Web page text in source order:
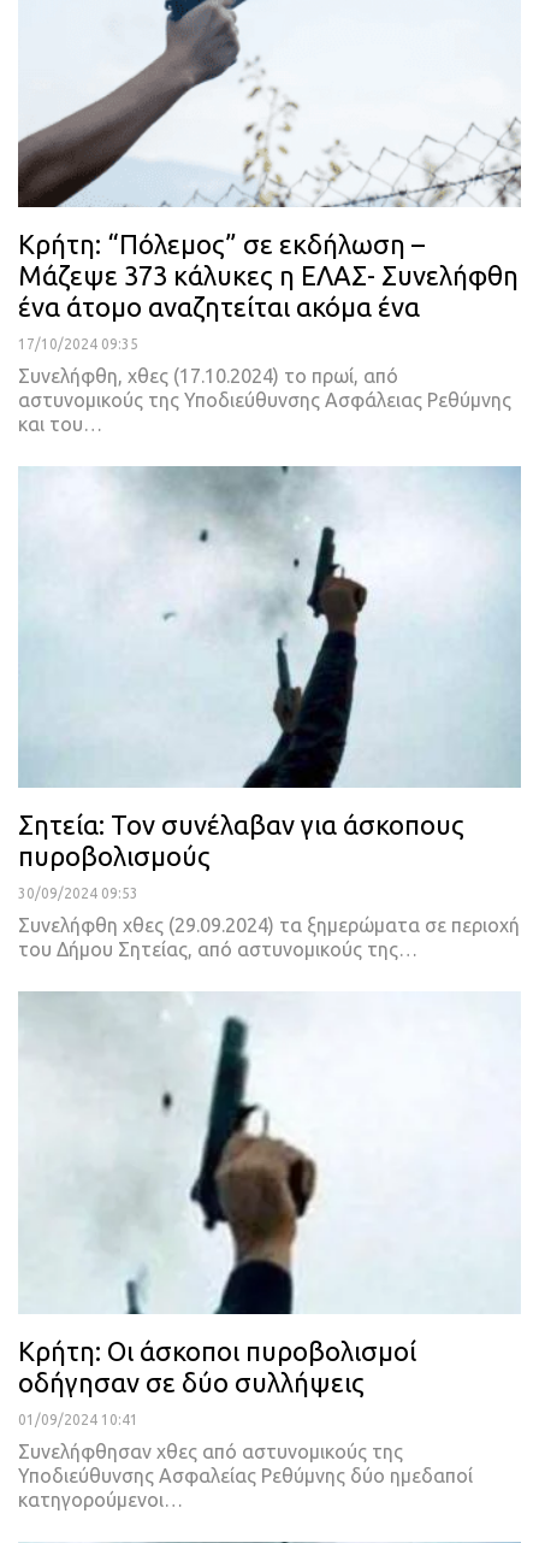
Κρήτη: “Πόλεμος” σε εκδήλωση –
Μάζεψε 373 κάλυκες η ΕΛΑΣ- Συνελήφθη
ένα άτομο αναζητείται ακόμα ένα
17/10/2024 09:35
Συνελήφθη, χθες (17.10.2024) το πρωί, από
αστυνομικούς της Υποδιεύθυνσης Ασφάλειας Ρεθύμνης
και του…
Σητεία: Τον συνέλαβαν για άσκοπους
πυροβολισμούς
30/09/2024 09:53
Συνελήφθη χθες (29.09.2024) τα ξημερώματα σε περιοχή
του Δήμου Σητείας, από αστυνομικούς της…
Κρήτη: Οι άσκοποι πυροβολισμοί
οδήγησαν σε δύο συλλήψεις
01/09/2024 10:41
Συνελήφθησαν χθες από αστυνομικούς της
Υποδιεύθυνσης Ασφαλείας Ρεθύμνης δύο ημεδαποί
κατηγορούμενοι…